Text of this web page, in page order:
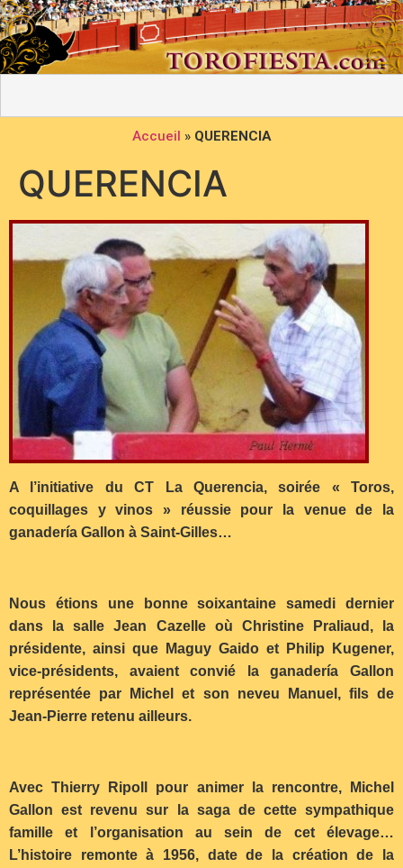
Accueil » QUERENCIA
QUERENCIA
A l’initiative du CT La Querencia, soirée « Toros,
coquillages y vinos » réussie pour la venue de la
ganadería Gallon à Saint-Gilles…
Nous étions une bonne soixantaine samedi dernier
dans la salle Jean Cazelle où Christine Praliaud, la
présidente, ainsi que Maguy Gaido et Philip Kugener,
vice-présidents, avaient convié la ganadería Gallon
représentée par Michel et son neveu Manuel, fils de
Jean-Pierre retenu ailleurs.
Avec Thierry Ripoll pour animer la rencontre, Michel
Gallon est revenu sur la saga de cette sympathique
famille et l’organisation au sein de cet élevage…
L’histoire remonte à 1956, date de la création de la